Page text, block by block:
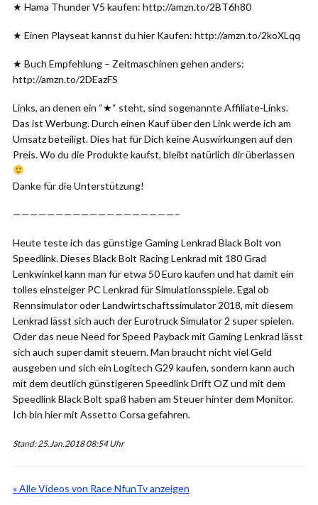
★ Hama Thunder V5 kaufen: http://amzn.to/2BT6h80
★ Einen Playseat kannst du hier Kaufen: http://amzn.to/2koXLqq
★ Buch Empfehlung – Zeitmaschinen gehen anders:
http://amzn.to/2DEazFS
Links, an denen ein “★“ steht, sind sogenannte Affiliate-Links.
Das ist Werbung. Durch einen Kauf über den Link werde ich am
Umsatz beteiligt. Dies hat für Dich keine Auswirkungen auf den
Preis. Wo du die Produkte kaufst, bleibt natürlich dir überlassen
Danke für die Unterstützung!
———————————————————–
Heute teste ich das günstige Gaming Lenkrad Black Bolt von
Speedlink. Dieses Black Bolt Racing Lenkrad mit 180 Grad
Lenkwinkel kann man für etwa 50 Euro kaufen und hat damit ein
tolles einsteiger PC Lenkrad für Simulationsspiele. Egal ob
Rennsimulator oder Landwirtschaftssimulator 2018, mit diesem
Lenkrad lässt sich auch der Eurotruck Simulator 2 super spielen.
Oder das neue Need for Speed Payback mit Gaming Lenkrad lässt
sich auch super damit steuern. Man braucht nicht viel Geld
ausgeben und sich ein Logitech G29 kaufen, sondern kann auch
mit dem deutlich günstigeren Speedlink Drift OZ und mit dem
Speedlink Black Bolt spaß haben am Steuer hinter dem Monitor.
Ich bin hier mit Assetto Corsa gefahren.
Stand: 25.Jan.2018 08:54 Uhr
« Alle Videos von Race NfunTv anzeigen